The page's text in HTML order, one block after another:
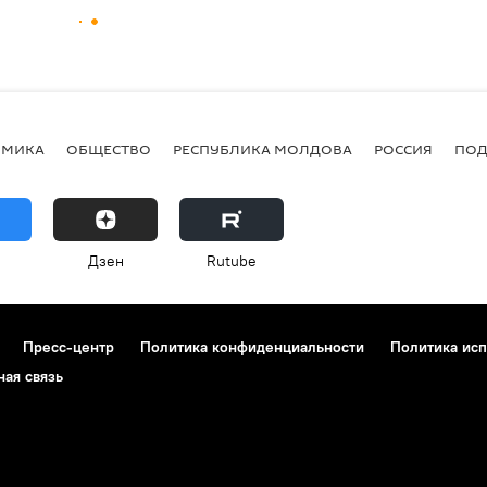
ОБЩЕСТВО РЕСПУБЛИКА МОЛДОВА РОССИЯ
Дзен Rutube
Пресс-центр Политика конфиденциальности
Политика
связь